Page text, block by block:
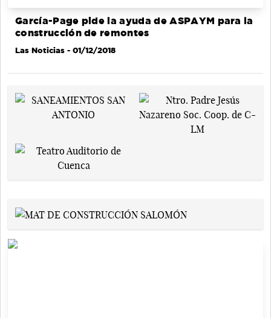
García-Page pide la ayuda de ASPAYM para la
construcción de remontes
Las Noticias - 01/12/2018